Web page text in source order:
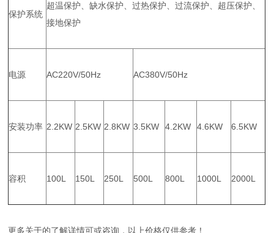
保护系统
超温保护、缺水保护、过热保护、过流保护、超压保护、
接地保护
电源 AC220V/50Hz AC380V/50Hz
安装功率 2.2KW 2.5KW 2.8KW 3.5KW 4.2KW 4.6KW 6.5KW
容积 100L 150L 250L 500L 800L 1000L 2000L
更多关于的了解详情可或咨询，以上价格仅供参考！